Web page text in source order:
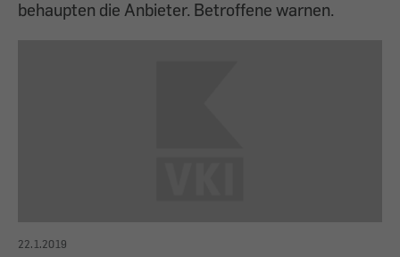
behaupten die Anbieter. Betroffene warnen.
22.1.2019